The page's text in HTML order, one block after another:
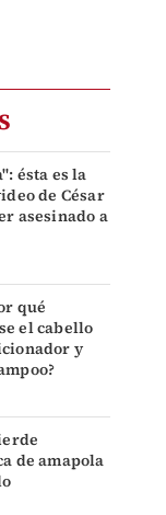
ésta es la
de César
asesinado a
qué
el cabello
y
de amapola